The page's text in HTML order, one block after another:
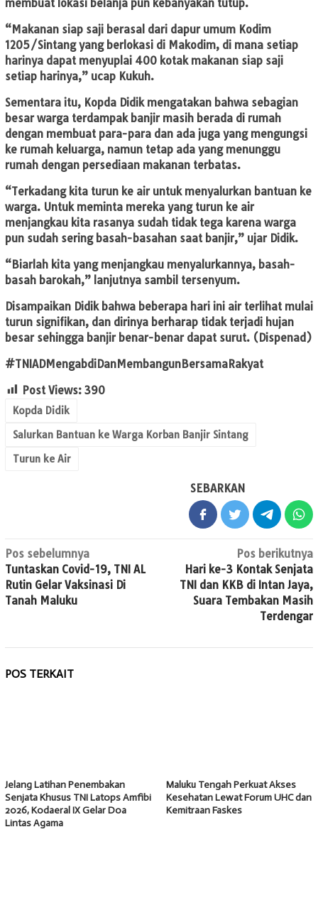
membuat lokasi belanja pun kebanyakan tutup.
“Makanan siap saji berasal dari dapur umum Kodim
1205/Sintang yang berlokasi di Makodim, di mana setiap
harinya dapat menyuplai 400 kotak makanan siap saji
setiap harinya,” ucap Kukuh.
Sementara itu, Kopda Didik mengatakan bahwa sebagian
besar warga terdampak banjir masih berada di rumah
dengan membuat para-para dan ada juga yang mengungsi
ke rumah keluarga, namun tetap ada yang menunggu
rumah dengan persediaan makanan terbatas.
“Terkadang kita turun ke air untuk menyalurkan bantuan ke
warga. Untuk meminta mereka yang turun ke air
menjangkau kita rasanya sudah tidak tega karena warga
pun sudah sering basah-basahan saat banjir,” ujar Didik.
“Biarlah kita yang menjangkau menyalurkannya, basah-
basah barokah,” lanjutnya sambil tersenyum.
Disampaikan Didik bahwa beberapa hari ini air terlihat mulai
turun signifikan, dan dirinya berharap tidak terjadi hujan
besar sehingga banjir benar-benar dapat surut. (Dispenad)
#TNIADMengabdiDanMembangunBersamaRakyat
Post Views: 390
Kopda Didik
Salurkan Bantuan ke Warga Korban Banjir Sintang
Turun ke Air
SEBARKAN
Navigasi
pos
Pos sebelumnya
Tuntaskan Covid-19, TNI AL
Rutin Gelar Vaksinasi Di
Tanah Maluku
Pos berikutnya
Hari ke-3 Kontak Senjata
TNI dan KKB di Intan Jaya,
Suara Tembakan Masih
Terdengar
POS TERKAIT
Jelang Latihan Penembakan
Senjata Khusus TNI Latops Amfibi
2026, Kodaeral IX Gelar Doa
Lintas Agama
Maluku Tengah Perkuat Akses
Kesehatan Lewat Forum UHC dan
Kemitraan Faskes